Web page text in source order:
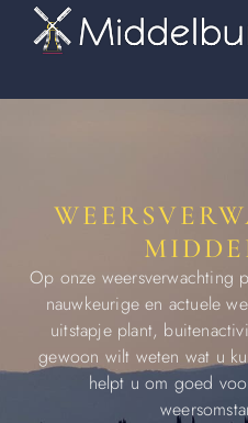
Op onze weersverwachting
nauwkeurige en actuele
uitstapje plant,
gewoon wilt weten wat u
helpt u om goed